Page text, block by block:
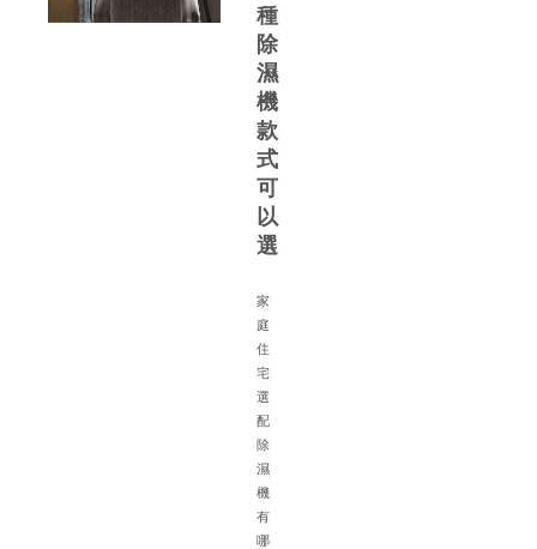
種
除
濕
機
款
式
可
以
選
家
庭
住
宅
選
配
除
濕
機
有
哪